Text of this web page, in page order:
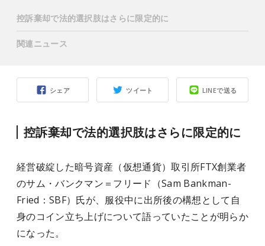
シェア ツイート LINEで送る
控訴棄却で法的選択肢はさらに限定的に
経営破綻した暗号資産（仮想通貨）取引所FTX創業者
のサム・バンクマン＝フリード（Sam Bankman-
Fried：SBF）氏が、服役中に出所後の構想として自
身のコイン立ち上げについて語っていたことが明らか
になった。
控訴棄却で法的選択肢はさらに限定的に
関連ニュース